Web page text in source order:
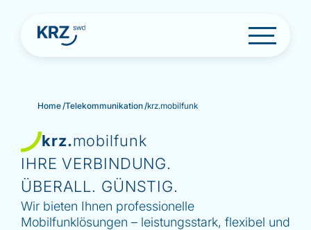
Home/Telekommunikation/krz.mobilfunk
krz.mobilfunk
IHRE VERBINDUNG.
ÜBERALL. GÜNSTIG.
Wir bieten Ihnen professionelle
Mobilfunklösungen – leistungsstark, flexibel und